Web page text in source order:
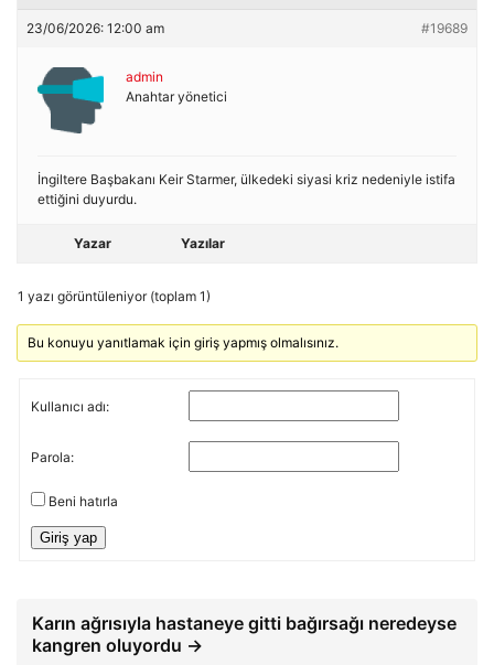
23/06/2026: 12:00 am #19689
admin
Anahtar yönetici
İngiltere Başbakanı Keir Starmer, ülkedeki siyasi kriz nedeniyle istifa
ettiğini duyurdu.
Yazar Yazılar
1 yazı görüntüleniyor (toplam 1)
Bu konuyu yanıtlamak için giriş yapmış olmalısınız.
Kullanıcı adı:
Parola:
Beni hatırla
Giriş yap
Karın ağrısıyla hastaneye gitti bağırsağı neredeyse
kangren oluyordu →